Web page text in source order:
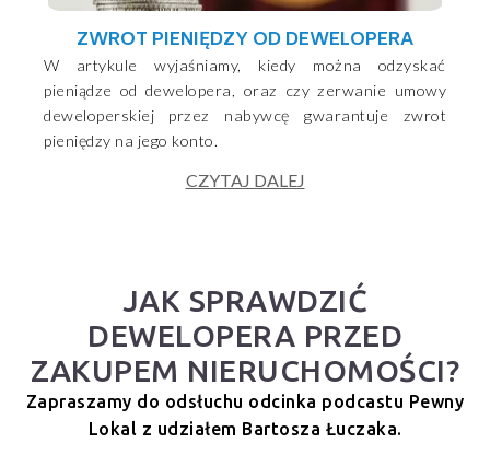
ZWROT PIENIĘDZY OD DEWELOPERA
W artykule wyjaśniamy, kiedy można odzyskać
pieniądze od dewelopera, oraz czy zerwanie umowy
deweloperskiej przez nabywcę gwarantuje zwrot
pieniędzy na jego konto.
CZYTAJ DALEJ
JAK SPRAWDZIĆ
DEWELOPERA PRZED
ZAKUPEM NIERUCHOMOŚCI?
Zapraszamy do odsłuchu odcinka podcastu Pewny
Lokal z udziałem Bartosza Łuczaka.